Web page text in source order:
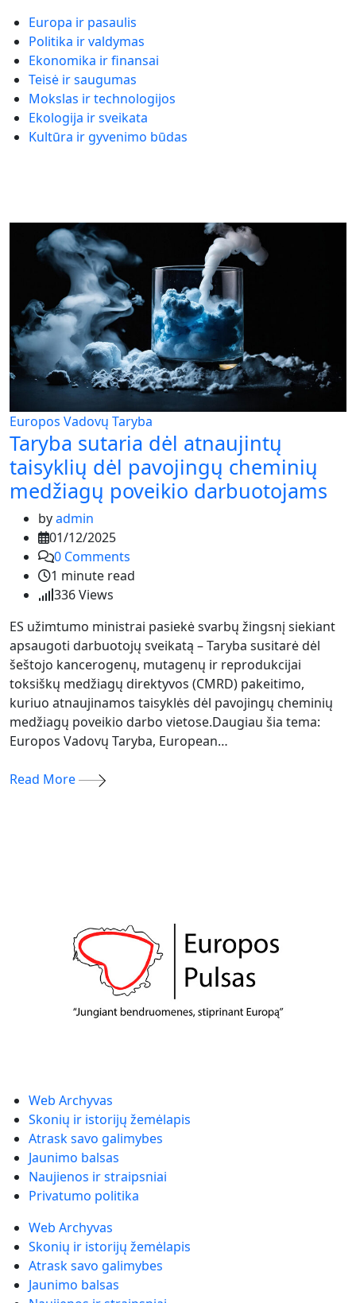
Europa ir pasaulis
Politika ir valdymas
Ekonomika ir finansai
Teisė ir saugumas
Mokslas ir technologijos
Ekologija ir sveikata
Kultūra ir gyvenimo būdas
Europos Vadovų Taryba
Taryba sutaria dėl atnaujintų
taisyklių dėl pavojingų cheminių
medžiagų poveikio darbuotojams
byadmin
01/12/2025
0 Comments
1 minute read
336Views
ES užimtumo ministrai pasiekė svarbų žingsnį siekiant
apsaugoti darbuotojų sveikatą – Taryba susitarė dėl
šeštojo kancerogenų, mutagenų ir reprodukcijai
toksiškų medžiagų direktyvos (CMRD) pakeitimo,
kuriuo atnaujinamos taisyklės dėl pavojingų cheminių
medžiagų poveikio darbo vietose.Daugiau šia tema:
Europos Vadovų Taryba, European…
Read More
Web Archyvas
Skonių ir istorijų žemėlapis
Atrask savo galimybes
Jaunimo balsas
Naujienos ir straipsniai
Privatumo politika
Web Archyvas
Skonių ir istorijų žemėlapis
Atrask savo galimybes
Jaunimo balsas